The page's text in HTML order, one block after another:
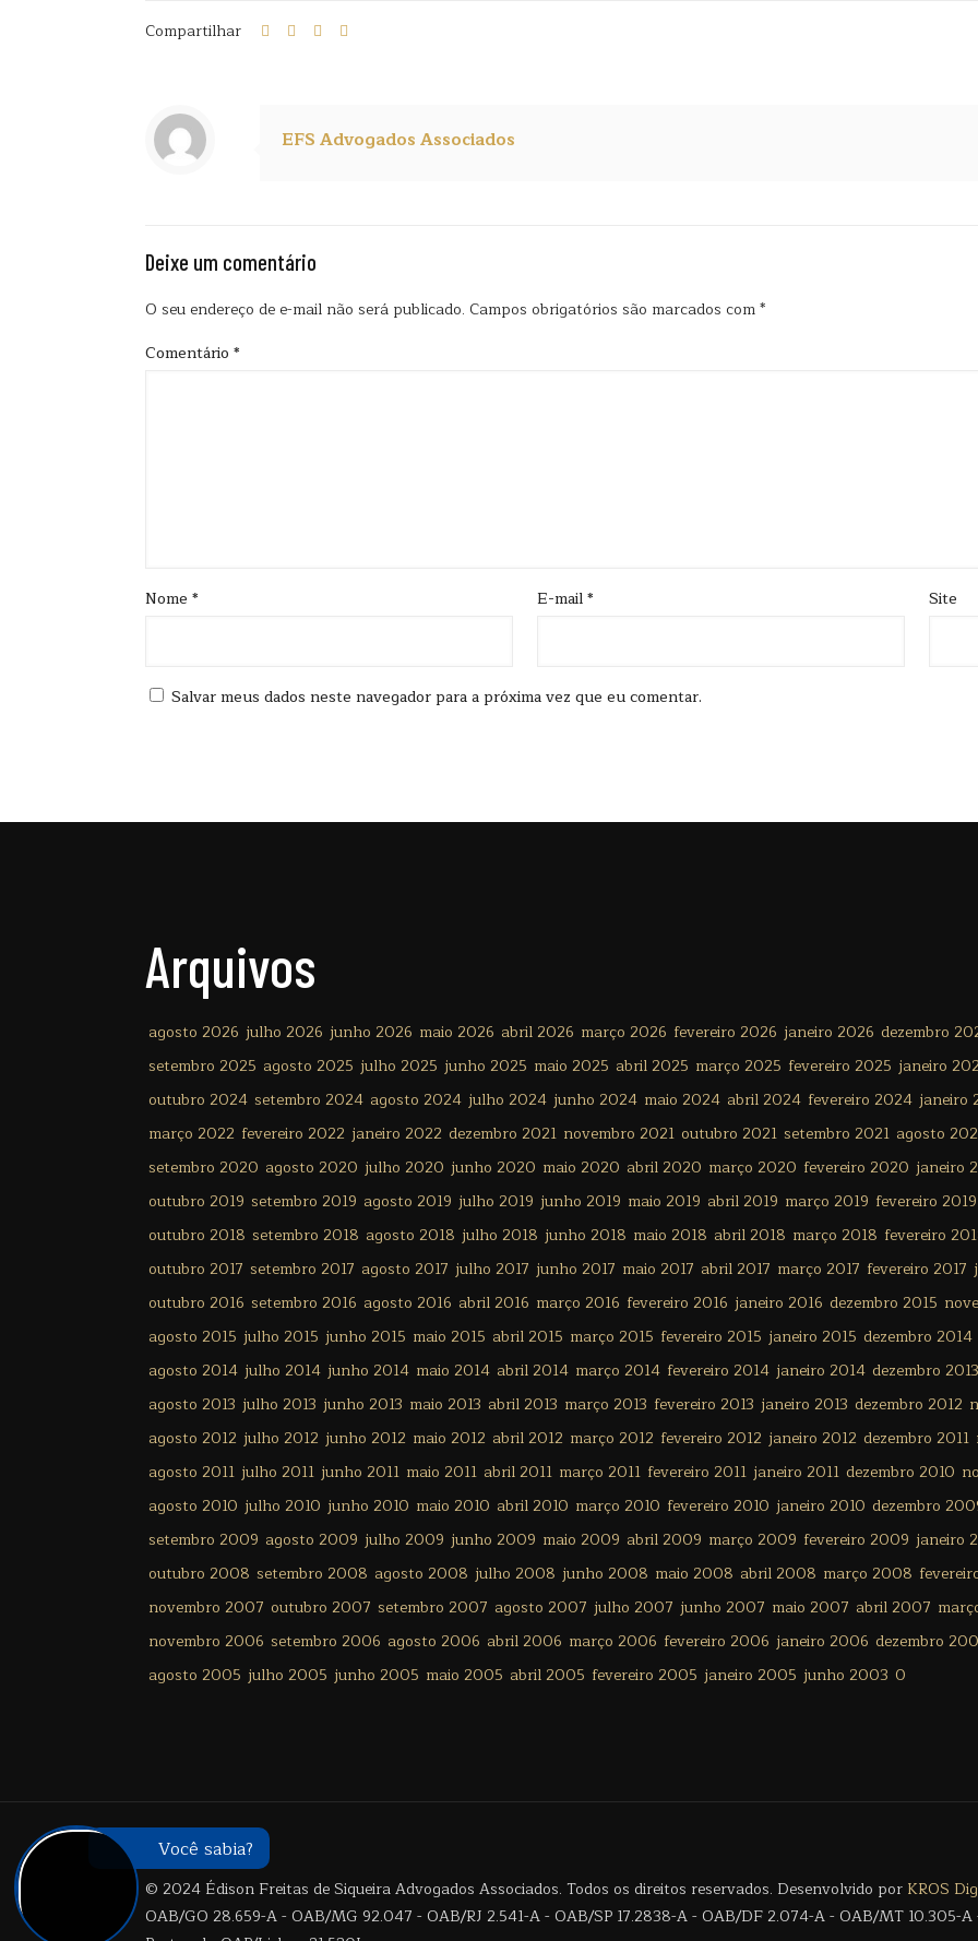
Compartilhar
EFS Advogados Associados
Deixe um comentário
O seu endereço de e-mail não será publicado. Campos obrigatórios são marcados com*
Comentário *
Nome * E-mail* Site
Salvar meus dados neste navegador para a próxima vez que eu comentar.
Arquivos
agosto 2026 julho 2026 junho 2026 maio 2026 abril 2026 março 2026 fevereiro 2026 janeiro 2026 dezembro
setembro 2025 agosto 2025 julho 2025 junho 2025 maio 2025 abril 2025 março 2025 fevereiro 2025 janeiro
outubro 2024 setembro 2024 agosto 2024 julho 2024 junho 2024 maio 2024 abril 2024 fevereiro 2024 janeiro
março 2022 fevereiro 2022 janeiro 2022 dezembro 2021 novembro 2021 outubro 2021 setembro 2021 agosto
setembro 2020 agosto 2020 julho 2020 junho 2020 maio 2020 abril 2020 março 2020 fevereiro 2020 janeiro
outubro 2019 setembro 2019 agosto 2019 julho 2019 junho 2019 maio 2019 abril 2019 março 2019 fevereiro 2019
outubro 2018 setembro 2018 agosto 2018 julho 2018 junho 2018 maio 2018 abril 2018 março 2018 fevereiro
outubro 2017 setembro 2017 agosto 2017 julho 2017 junho 2017 maio 2017 abril 2017 março 2017 fevereiro 2017
outubro 2016 setembro 2016 agosto 2016 abril 2016 março 2016 fevereiro 2016 janeiro 2016 dezembro 2015
agosto 2015 julho 2015 junho 2015 maio 2015 abril 2015 março 2015 fevereiro 2015 janeiro 2015 dezembro 2014
agosto 2014 julho 2014 junho 2014 maio 2014 abril 2014 março 2014 fevereiro 2014 janeiro 2014 dezembro 2013
agosto 2013 julho 2013 junho 2013 maio 2013 abril 2013 março 2013 fevereiro 2013 janeiro 2013 dezembro 2012
agosto 2012 julho 2012 junho 2012 maio 2012 abril 2012 março 2012 fevereiro 2012 janeiro 2012 dezembro 2011
agosto 2011 julho 2011 junho 2011 maio 2011 abril 2011 março 2011 fevereiro 2011 janeiro 2011 dezembro 2010
agosto 2010 julho 2010 junho 2010 maio 2010 abril 2010 março 2010 fevereiro 2010 janeiro 2010 dezembro
setembro 2009 agosto 2009 julho 2009 junho 2009 maio 2009 abril 2009 março 2009 fevereiro 2009 janeiro
outubro 2008 setembro 2008 agosto 2008 julho 2008 junho 2008 maio 2008 abril 2008 março 2008
novembro 2007 outubro 2007 setembro 2007 agosto 2007 julho 2007 junho 2007 maio 2007 abril 2007
novembro 2006 setembro 2006 agosto 2006 abril 2006 março 2006 fevereiro 2006 janeiro 2006 dezembro
agosto 2005 julho 2005 junho 2005 maio 2005 abril 2005 fevereiro 2005 janeiro 2005 junho 2003 0
© 2024 Édison Freitas de Siqueira Advogados Associados. Todos os direitos reservados. Desenvolvido por KROS
OAB/GO 28.659-A - OAB/MG 92.047 - OAB/RJ 2.541-A - OAB/SP 17.2838-A - OAB/DF 2.074-A - OAB/MT 10.305-
Você sabia?